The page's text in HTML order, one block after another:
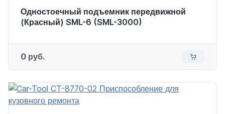
Одностоечный подъемник передвижной
(Красный) SML-6 (SML-3000)
0 руб.